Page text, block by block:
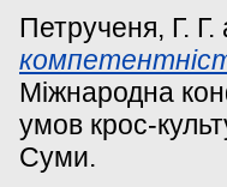
Петрученя, Г. Г.
Міжнародна
умов крос-
Суми.